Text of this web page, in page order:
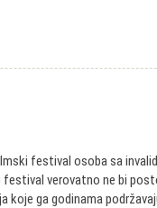
festival osoba sa
festival verovatno ne bi
koje ga godinama